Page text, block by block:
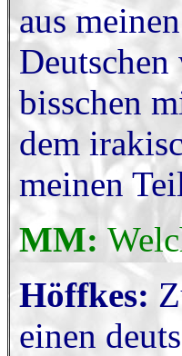
aus
bisschen
dem
meinen
MM:
Höffkes:
einen